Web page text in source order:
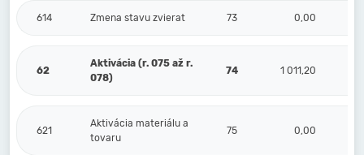
614 Zmena stavu zvierat 73 0,00
62
Aktivácia (r. 075 až r.
078)
74 1 011,20
621
Aktivácia materiálu a
tovaru
75 0,00